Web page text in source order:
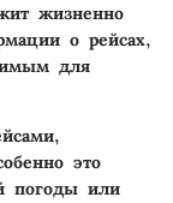
жизненно
о рейсах,
для
это
погоды или